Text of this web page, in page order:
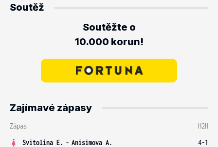
Soutěž
Soutěžte o
10.000 korun!
Zajímavé zápasy
Zápas
H2H
Svitolina E. - Anisimova A.
4-1